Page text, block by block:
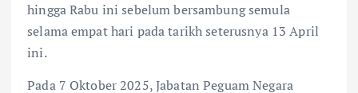
hingga Rabu ini sebelum bersambung semula
selama empat hari pada tarikh seterusnya 13 April
ini.
Pada 7 Oktober 2025, Jabatan Peguam Negara